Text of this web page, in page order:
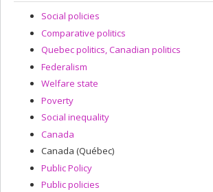
Social policies
Comparative politics
Quebec politics, Canadian politics
Federalism
Welfare state
Poverty
Social inequality
Canada
Canada (Québec)
Public Policy
Public policies